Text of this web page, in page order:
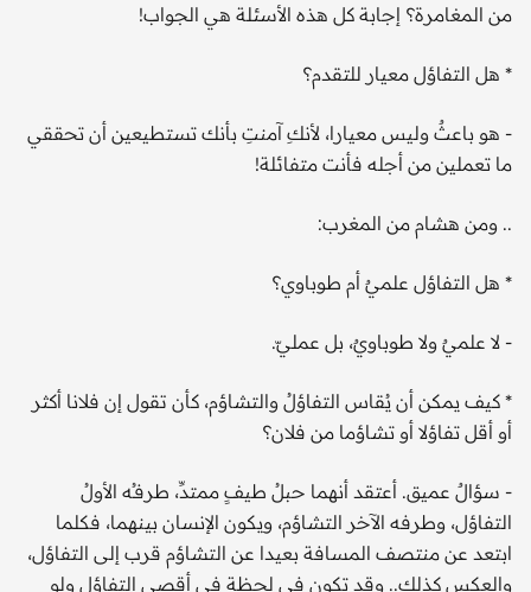
من المغامرة؟ إجابة كل هذه الأسئلة هي الجواب!
* هل التفاؤل معيار للتقدم؟
- هو باعثٌ وليس معيارا، لأنكِ آمنتِ بأنك تستطيعين أن تحققي
ما تعملين من أجله فأنت متفائلة!
.. ومن هشام من المغرب:
* هل التفاؤل علميٌ أم طوباوي؟
- لا علميٌ ولا طوباويٌ، بل عمليّ.
* كيف يمكن أن يُقاس التفاؤلُ والتشاؤم، كأن تقول إن فلانا أكثر
أو أقل تفاؤلا أو تشاؤما من فلان؟
- سؤالٌ عميق. أعتقد أنهما حبلُ طيفٍ ممتدِّ، طرفـُه الأولُ
التفاؤل، وطرفه الآخر التشاؤم، ويكون الإنسان بينهما، فكلما
ابتعد عن منتصف المسافة بعيدا عن التشاؤم قرب إلى التفاؤل،
والعكس كذلك.. وقد تكون في لحظةٍ في أقصى التفاؤل ولو